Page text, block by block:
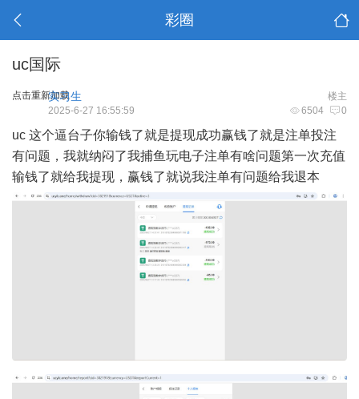
彩圈
uc国际
点击重新加载 楼主
实习生
6504 0
2025-6-27 16:55:59
uc 这个逼台子你输钱了就是提现成功赢钱了就是注单投注
有问题，我就纳闷了我捕鱼玩电子注单有啥问题第一次充值
输钱了就给我提现，赢钱了就说我注单有问题给我退本